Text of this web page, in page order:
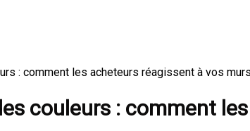
: comment les acheteurs réagissent à vos
couleurs : comment